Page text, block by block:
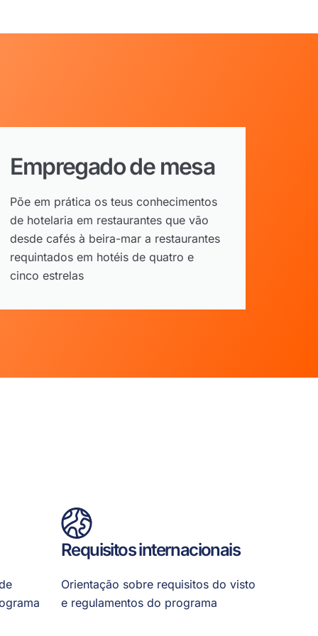
Empregado de mesa
Põe em prática os teus conhecimentos
de hotelaria em restaurantes que vão
desde cafés à beira-mar a restaurantes
requintados em hotéis de quatro e
cinco estrelas
Requisitos internacionais
Orientação sobre requisitos do visto
e regulamentos do programa